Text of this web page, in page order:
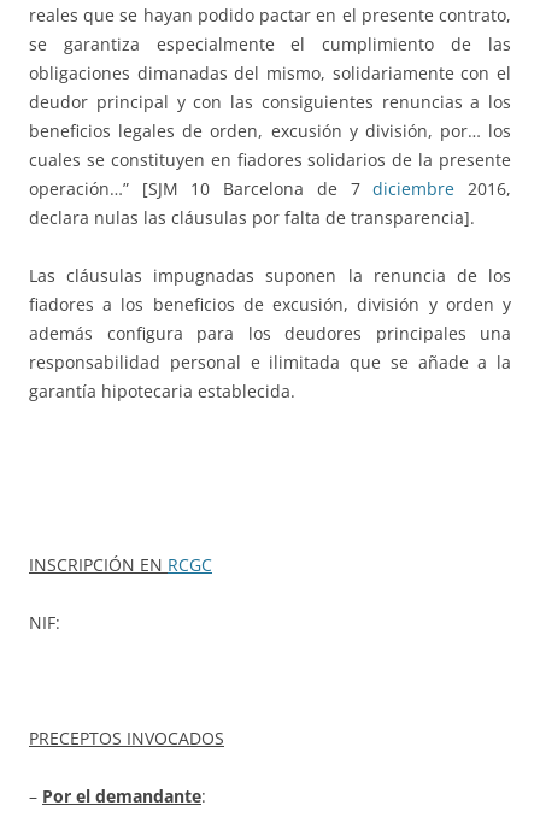
reales que se hayan podido pactar en el presente contrato,
se garantiza especialmente el cumplimiento de las
obligaciones dimanadas del mismo, solidariamente con el
deudor principal y con las consiguientes renuncias a los
beneficios legales de orden, excusión y división, por… los
cuales se constituyen en fiadores solidarios de la presente
operación…” [SJM 10 Barcelona de 7diciembre 2016,
declara nulas las cláusulas por falta de transparencia].
Las cláusulas impugnadas suponen la renuncia de los
fiadores a los beneficios de excusión, división y orden y
además configura para los deudores principales una
responsabilidad personal e ilimitada que se añade a la
garantía hipotecaria establecida.
INSCRIPCIÓN EN RCGC
NIF:
PRECEPTOS INVOCADOS
– Por el demandante: